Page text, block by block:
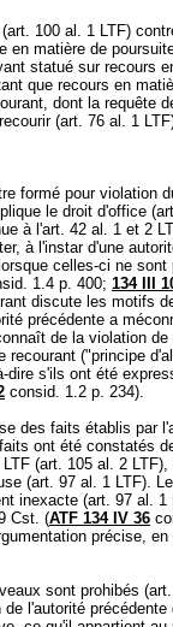
art. 100 al. 1 LTF)
en matière de
statué sur recours
que recours en
dont la requête
(art. 76 al. 1 LTF
formé pour violation
le droit d'office (
à l'art. 42 al. 1 et 2
à l'instar d'une
celles-ci ne
1.4 p. 400; 134 III
discute les motifs
précédente a
de la violation
("principe
dire s'ils ont été
consid. 1.2 p. 234).
des faits établis par
ont été constatés
(art. 105 al. 2 LTF),
(art. 97 al. 1 LTF).
inexacte (art. 97 al. 1
Cst. (ATF 134 IV 36
précise,
sont prohibés (
l'autorité